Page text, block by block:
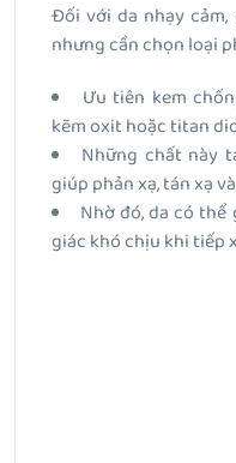
Đối với da nhạy
nhưng cần chọn loại
Ưu tiên kem
kẽm oxit hoặc titan
Những chất này
giúp phản xạ, tán xạ
Nhờ đó, da có
giác khó chịu khi tiếp